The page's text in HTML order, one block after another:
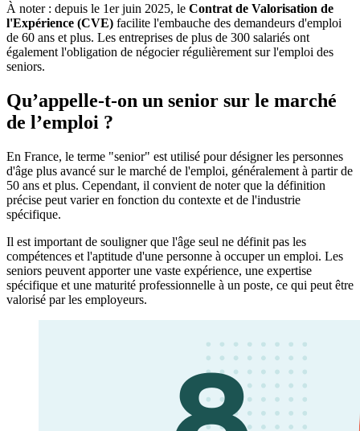
À noter : depuis le 1er juin 2025, le Contrat de Valorisation de
l'Expérience (CVE) facilite l'embauche des demandeurs d'emploi
de 60 ans et plus. Les entreprises de plus de 300 salariés ont
également l'obligation de négocier régulièrement sur l'emploi des
seniors.
Qu’appelle-t-on un senior sur le marché
de l’emploi ?
En France, le terme "senior" est utilisé pour désigner les personnes
d'âge plus avancé sur le marché de l'emploi, généralement à partir de
50 ans et plus. Cependant, il convient de noter que la définition
précise peut varier en fonction du contexte et de l'industrie
spécifique.
Il est important de souligner que l'âge seul ne définit pas les
compétences et l'aptitude d'une personne à occuper un emploi. Les
seniors peuvent apporter une vaste expérience, une expertise
spécifique et une maturité professionnelle à un poste, ce qui peut être
valorisé par les employeurs.